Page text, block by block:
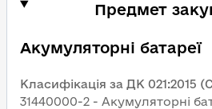
Предмет
Акумуляторні батареї
Класифікація за ДК 021:2015
31440000-2 - Акумуляторні